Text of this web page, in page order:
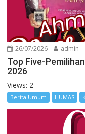
26/07/2026 admin
Top Five-
2026
Views: 2
Berita Umum HUMAS